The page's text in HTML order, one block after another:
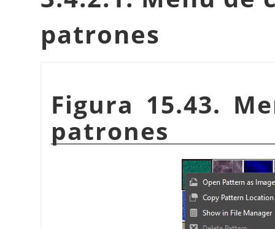
patrones
Figura 15.43.
patrones